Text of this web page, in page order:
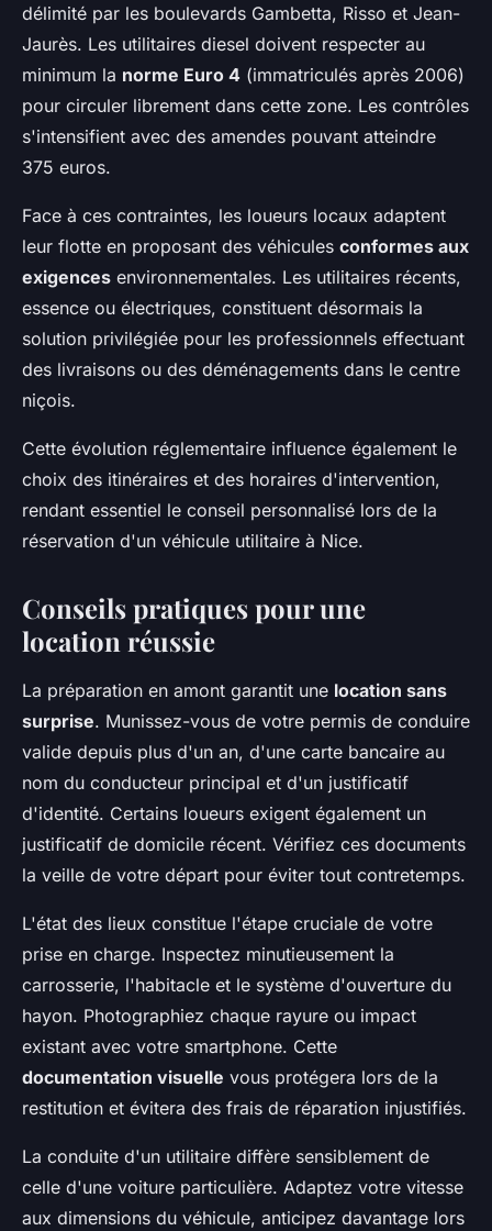
délimité par les boulevards Gambetta, Risso et Jean-
Jaurès. Les utilitaires diesel doivent respecter au
minimum la norme Euro 4 (immatriculés après 2006)
pour circuler librement dans cette zone. Les contrôles
s'intensifient avec des amendes pouvant atteindre
375 euros.
Face à ces contraintes, les loueurs locaux adaptent
leur flotte en proposant des véhicules conformes aux
exigences environnementales. Les utilitaires récents,
essence ou électriques, constituent désormais la
solution privilégiée pour les professionnels effectuant
des livraisons ou des déménagements dans le centre
niçois.
Cette évolution réglementaire influence également le
choix des itinéraires et des horaires d'intervention,
rendant essentiel le conseil personnalisé lors de la
réservation d'un véhicule utilitaire à Nice.
Conseils pratiques pour une
location réussie
La préparation en amont garantit une location sans
surprise. Munissez-vous de votre permis de conduire
valide depuis plus d'un an, d'une carte bancaire au
nom du conducteur principal et d'un justificatif
d'identité. Certains loueurs exigent également un
justificatif de domicile récent. Vérifiez ces documents
la veille de votre départ pour éviter tout contretemps.
L'état des lieux constitue l'étape cruciale de votre
prise en charge. Inspectez minutieusement la
carrosserie, l'habitacle et le système d'ouverture du
hayon. Photographiez chaque rayure ou impact
existant avec votre smartphone. Cette
documentation visuelle vous protégera lors de la
restitution et évitera des frais de réparation injustifiés.
La conduite d'un utilitaire diffère sensiblement de
celle d'une voiture particulière. Adaptez votre vitesse
aux dimensions du véhicule, anticipez davantage lors